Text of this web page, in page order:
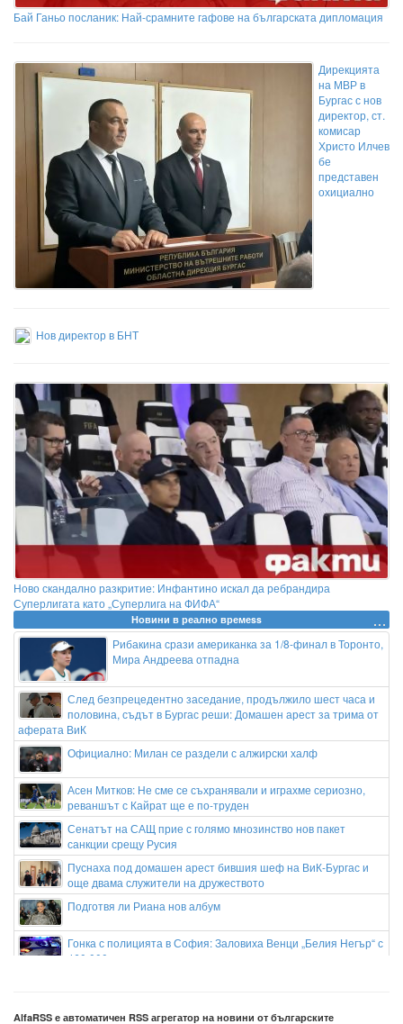
Бай Ганьо посланик: Най-срамните гафове на българската дипломация
Дирекцията
на МВР в
Бургас с нов
директор, ст.
комисар
Христо Илчев
бе
представен
охициално
Нов директор в БНТ
Ново скандално разкритие: Инфантино искал да ребрандира
Суперлигата като „Суперлига на ФИФА“
Новини в реално времеss
Рибакина срази американка за 1/8-финал в Торонто,
Мира Андреева отпадна
След безпрецедентно заседание, продължило шест часа и
половина, съдът в Бургас реши: Домашен арест за трима от
аферата ВиК
Официално: Милан се раздели с алжирски халф
Асен Митков: Не сме се съхранявали и играхме сериозно,
реваншът с Кайрат ще е по-труден
Сенатът на САЩ прие с голямо мнозинство нов пакет
санкции срещу Русия
Пуснаха под домашен арест бившия шеф на ВиК-Бургас и
още двама служители на дружеството
Подготвя ли Риана нов албум
Гонка с полицията в София: Заловиха Венци „Белия Негър“ с
460 000 евро
Сенатът на САЩ прие нови санкции срещу Путин, руския петрол и газ
AlfaRSS е автоматичен RSS агрегатор на новини от българските